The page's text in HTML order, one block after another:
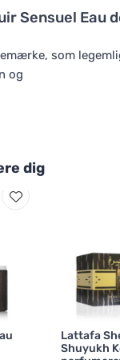
Sensuel Eau
som
og
dig
Lattafa
Shuyukh